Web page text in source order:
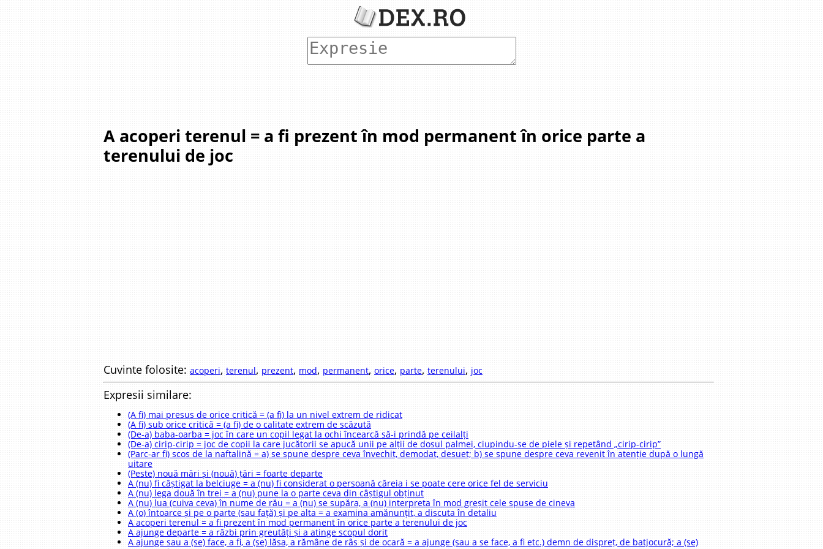
A acoperi terenul = a fi prezent în mod permanent în orice parte a
terenului de joc
Cuvinte folosite: acoperi, terenul, prezent, mod, permanent, orice, parte, terenului, joc
Expresii similare:
(A fi) mai presus de orice critică = (a fi) la un nivel extrem de ridicat
(A fi) sub orice critică = (a fi) de o calitate extrem de scăzută
(De-a) baba-oarba = joc în care un copil legat la ochi încearcă să-i prindă pe ceilalți
(De-a) cirip-cirip = joc de copii la care jucătorii se apucă unii pe alții de dosul palmei, ciupindu-se de piele și repetând „cirip-cirip”
(Parc-ar fi) scos de la naftalină = a) se spune despre ceva învechit, demodat, desuet; b) se spune despre ceva revenit în atenție după o lungă
uitare
(Peste) nouă mări și (nouă) țări = foarte departe
A (nu) fi câștigat la belciuge = a (nu) fi considerat o persoană căreia i se poate cere orice fel de serviciu
A (nu) lega două în trei = a (nu) pune la o parte ceva din câștigul obținut
A (nu) lua (cuiva ceva) în nume de rău = a (nu) se supăra, a (nu) interpreta în mod greșit cele spuse de cineva
A (o) întoarce și pe o parte (sau față) și pe alta = a examina amănunțit, a discuta în detaliu
A acoperi terenul = a fi prezent în mod permanent în orice parte a terenului de joc
A ajunge departe = a răzbi prin greutăți și a atinge scopul dorit
A ajunge sau a (se) face, a fi, a (se) lăsa, a rămâne de râs și de ocară = a ajunge (sau a se face, a fi etc.) demn de dispreț, de batjocură; a (se)